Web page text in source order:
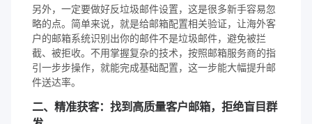
另外，一定要做好反垃圾邮件设置，这是很多新手容易忽
略的点。简单来说，就是给邮箱配置相关验证，让海外客
户的邮箱系统识别出你的邮件不是垃圾邮件，避免被拦
截、被拒收。不用掌握复杂的技术，按照邮箱服务商的指
引一步步操作，就能完成基础配置，这一步能大幅提升邮
件送达率。
二、精准获客：找到高质量客户邮箱，拒绝盲目群